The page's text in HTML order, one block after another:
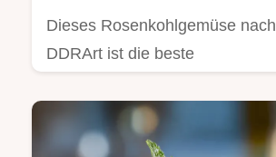
Dieses Rosenkohlgemüse nach
DDRArt ist die beste